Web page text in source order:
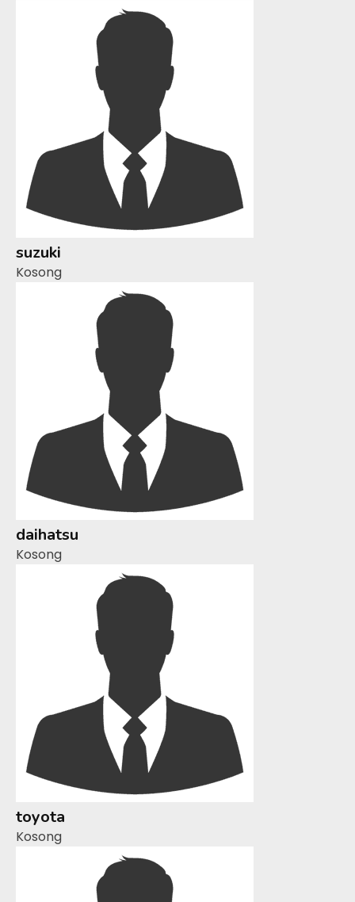
suzuki
Kosong
daihatsu
Kosong
toyota
Kosong